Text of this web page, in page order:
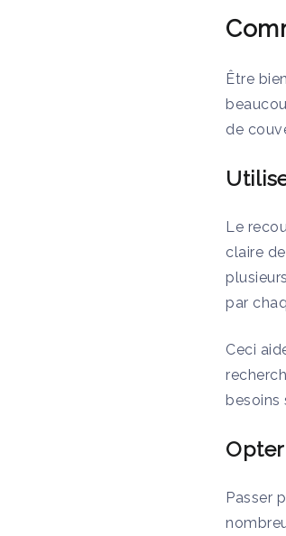
Être
de
Le
claire
par
Ceci
besoins
Passer